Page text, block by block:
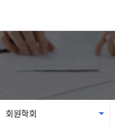
회원학회